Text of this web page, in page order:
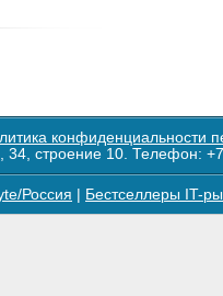
конфиденциальности
34, строение 10. Телефон:
Россия Бестселлеры IT-